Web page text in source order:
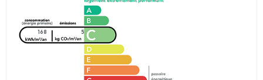
168 5